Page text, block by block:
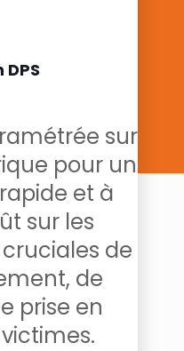
sur
pour un
et à
sur les
de
de
prise en